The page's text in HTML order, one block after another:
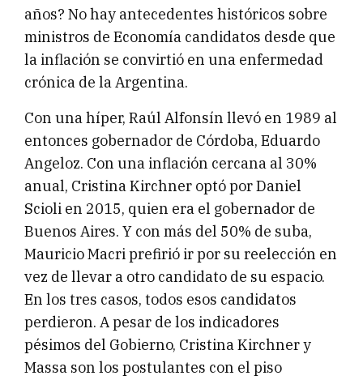
años? No hay antecedentes históricos sobre
ministros de Economía candidatos desde que
la inflación se convirtió en una enfermedad
crónica de la Argentina.
Con una híper, Raúl Alfonsín llevó en 1989 al
entonces gobernador de Córdoba, Eduardo
Angeloz. Con una inflación cercana al 30%
anual, Cristina Kirchner optó por Daniel
Scioli en 2015, quien era el gobernador de
Buenos Aires. Y con más del 50% de suba,
Mauricio Macri prefirió ir por su reelección en
vez de llevar a otro candidato de su espacio.
En los tres casos, todos esos candidatos
perdieron. A pesar de los indicadores
pésimos del Gobierno, Cristina Kirchner y
Massa son los postulantes con el piso